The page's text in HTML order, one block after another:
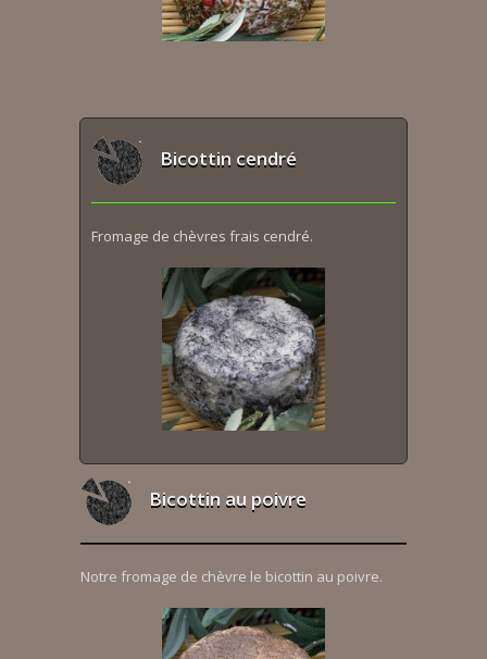
Bicottin cendré
Fromage de chèvres frais cendré.
Bicottin au poivre
Notre fromage de chèvre le bicottin au poivre.